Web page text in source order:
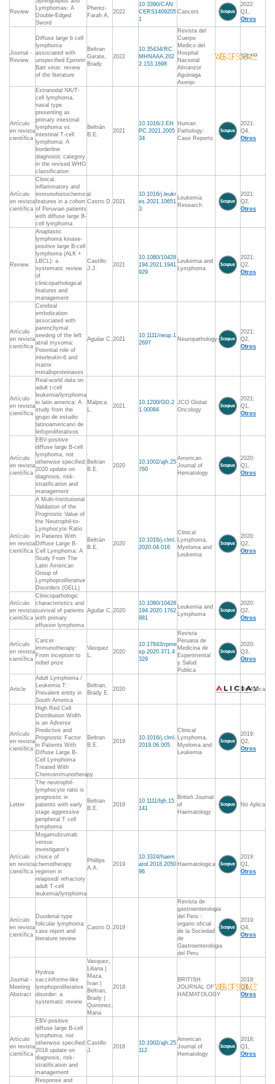
Review
Lymphomas: A
Double-Edged
Sword
Pherez-
Farah A.
2022
10.3390/CAN
CERS1409205
1
Cancers
2022:
Q1,
Otros
Journal -
Review
Diffuse large b cell
lymphoma
associated with
unspecified Epstein
Barr virus: review
of the literature
Beltran
Garate,
Brady
2022
10.35434/RC
MHNAAA.202
2.153.1698
Revista del
Cuerpo
Medico del
Hospital
Nacional
Almanzor
Aguinaga
Asenjo
S/C***
Artículo
en revista
científica
Extranodal NK/T-
cell lymphoma,
nasal type
presenting as
primary intestinal
lymphoma vs
intestinal T-cell
lymphoma: A
borderline
diagnostic category
in the revised WHO
classification
Beltrán
B.E.
2021
10.1016/J.EH
PC.2021.2005
34
Human
Pathology:
Case Reports
2021:
Q4,
Otros
Artículo
en revista
científica
Clinical,
inflammatory and
immunohistochemical
features in a cohort
of Peruvian patients
with diffuse large B-
cell lymphoma
Castro D. 2021
10.1016/j.leukr
es.2021.10651
3
Leukemia
Research
2021:
Q2,
Otros
Review
Anaplastic
lymphoma kinase-
positive large B-cell
lymphoma (ALK +
LBCL): a
systematic review
of
clinicopathological
features and
management
Castillo
J.J.
2021
10.1080/10428
194.2021.1941
929
Leukemia and
Lymphoma
2021:
Q2,
Otros
Artículo
en revista
científica
Cerebral
embolization
associated with
parenchymal
seeding of the left
atrial myxoma:
Potential role of
interleukin-6 and
matrix
metalloproteinases
Aguilar C. 2021
10.1111/neup.1
2697
Neuropathology
2021:
Q2,
Otros
Artículo
en revista
científica
Real-world data on
adult t-cell
leukemia/lymphoma
in latin america: A
study from the
grupo de estudio
latinoamericano de
linfoproliferativos
Malpica
L.
2021
10.1200/GO.2
1.00084
JCO Global
Oncology
2021:
Q1,
Otros
Artículo
en revista
científica
EBV-positive
diffuse large B-cell
lymphoma, not
otherwise specified:
2020 update on
diagnosis, risk-
stratification and
management
Beltran
B.E.
2020
10.1002/ajh.25
760
American
Journal of
Hematology
2020:
Q1,
Otros
Artículo
en revista
científica
A Multi-Institutional
Validation of the
Prognostic Value of
the Neutrophil-to-
Lymphocyte Ratio
in Patients With
Diffuse Large B-
Cell Lymphoma: A
Study From The
Latin American
Group of
Lymphoproliferative
Disorders (GELL)
Beltrán
B.E.
2020
10.1016/j.clml.
2020.04.016
Clinical
Lymphoma,
Myeloma and
Leukemia
2020:
Q2,
Otros
Artículo
en revista
científica
Clinicopathologic
characteristics and
survival of patients
with primary
effusion lymphoma
Aguilar C. 2020
10.1080/10428
194.2020.1762
881
Leukemia and
Lymphoma
2020:
Q2,
Otros
Artículo
en revista
científica
Cancer
immunotherapy:
From inception to
nobel prize
Vasquez
L.
2020
10.17843/rpme
sp.2020.371.4
329
Revista
Peruana de
Medicina de
Experimental
y Salud
Publica
2020:
Q3,
Otros
Article
Adult Lymphoma /
Leukemia T:
Prevalent entity in
South America
Beltran,
Brady E.
2020 No Aplica
Artículo
en revista
científica
High Red Cell
Distribution Width
is an Adverse
Predictive and
Prognostic Factor
in Patients With
Diffuse Large B-
Cell Lymphoma
Treated With
Chemoimmunotherapy
Beltran
B.E.
2019
10.1016/j.clml.
2019.06.005
Clinical
Lymphoma,
Myeloma and
Leukemia
2019:
Q2,
Otros
Letter
The neutrophil-
lymphocyte ratio is
prognostic in
patients with early
stage aggressive
peripheral T cell
lymphoma
Beltran
B.E.
2019
10.1111/bjh.15
141
British Journal
of
Haematology
No Aplica
Artículo
en revista
científica
Mogamulizumab
versus
investigator’s
choice of
chemotherapy
regimen in
relapsed/ refractory
adult T-cell
leukemia/lymphoma
Phillips
A.A.
2019
10.3324/haem
atol.2018.2050
96
Haematologica
2019:
Q1,
Otros
Artículo
en revista
científica
Duodenal type
folicular lymphoma:
case report and
literature review
Castro D. 2019
Revista de
gastroenterologia
del Peru :
organo oficial
de la Sociedad
de
Gastroenterologia
del Peru
2019:
Q4,
Otros
Journal -
Meeting
Abstract
Hydroa
vacciniforme-like
lymphoproliferative
disorder: a
systematic review
Vasquez,
Liliana |
Maza,
Ivan |
Beltran,
Brady |
Quinonez,
Maria
2018
BRITISH
JOURNAL OF
HAEMATOLOGY
2018:
Q1,
Otros
Artículo
en revista
científica
EBV-positive
diffuse large B-cell
lymphoma, not
otherwise specified:
2018 update on
diagnosis, risk-
stratification and
management
Castillo
J.
2018
10.1002/ajh.25
112
American
Journal of
Hematology
2018:
Q1,
Otros
Response and